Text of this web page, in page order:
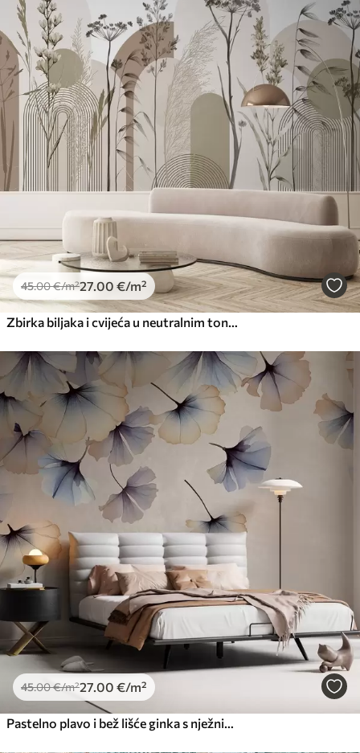
45.00€/m²27.00 €/m²
Zbirka biljaka i cvijeća u neutralnim tonovima na pozadini apstraktnog luka u nježnim bež i smeđim nijansama
45.00€/m²27.00 €/m²
Pastelno plavo i bež lišće ginka s nježnim laticama koje lebde u zraku na teksturalnoj pozadini